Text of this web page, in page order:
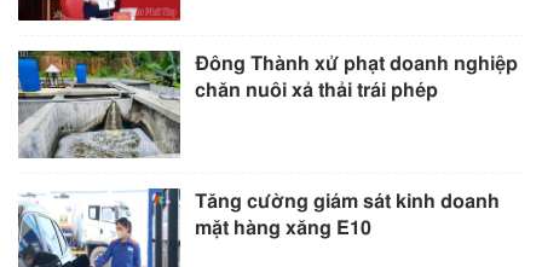
Đông Thành xử phạt doanh nghiệp
chăn nuôi xả thải trái phép
Tăng cường giám sát kinh doanh
mặt hàng xăng E10